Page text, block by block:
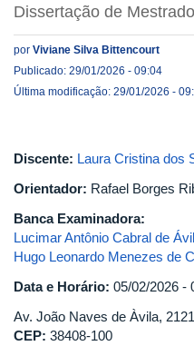
Dissertação de Mestrado
por Viviane Silva Bittencourt
Publicado: 29/01/2026 - 09:04
Última modificação: 29/01/2026 -
Discente: Laura Cristina dos
Orientador: Rafael Borges
Banca Examinadora:
Lucimar Antônio Cabral de
Hugo Leonardo Menezes de
Data e Horário: 05/02/2026 -
Av. João Naves de Àvila, 2121
CEP: 38408-100